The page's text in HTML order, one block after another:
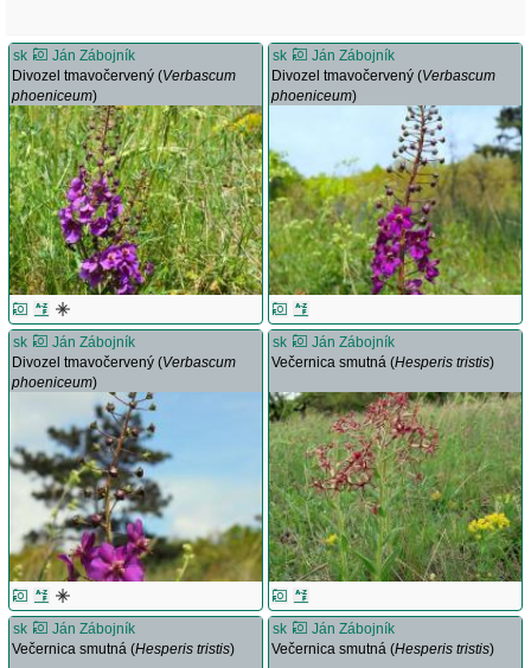
sk
Ján Zábojník
Divozel tmavočervený (Verbascum
phoeniceum)
sk
Ján Zábojník
Divozel tmavočervený (Verbascum
phoeniceum)
sk
Ján Zábojník
Divozel tmavočervený (Verbascum
phoeniceum)
sk
Ján Zábojník
Večernica smutná (Hesperis tristis)
sk
Ján Zábojník
Večernica smutná (Hesperis tristis)
sk
Ján Zábojník
Večernica smutná (Hesperis tristis)